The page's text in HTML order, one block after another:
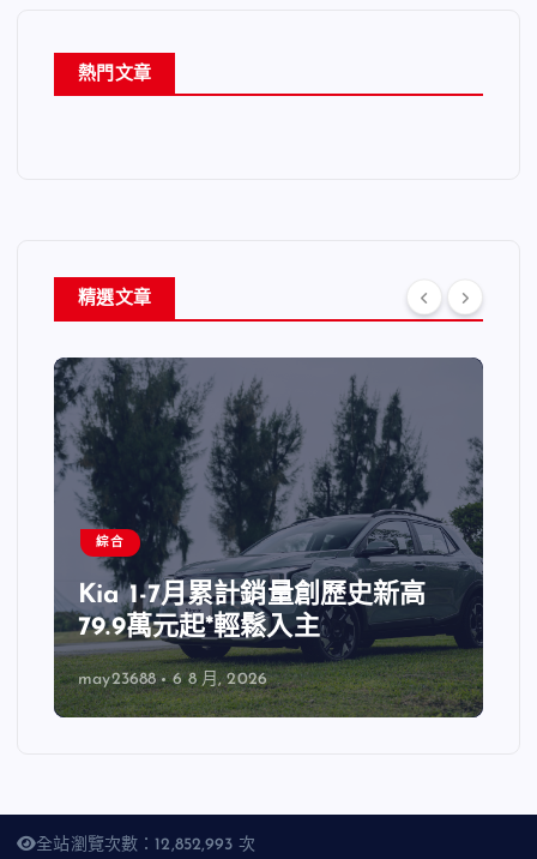
熱門文章
精選文章
綜合
Kia 1-7月累計銷量創歷史新高
79.9萬元起*輕鬆入主
may23688 6 8 月, 2026
全站瀏覽次數：12,852,993 次